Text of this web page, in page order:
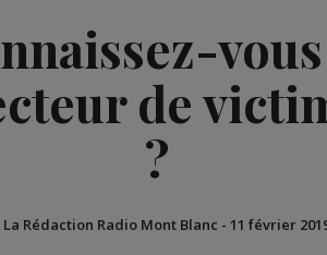
de
?
Rédaction Radio Mont Blanc - 11 février